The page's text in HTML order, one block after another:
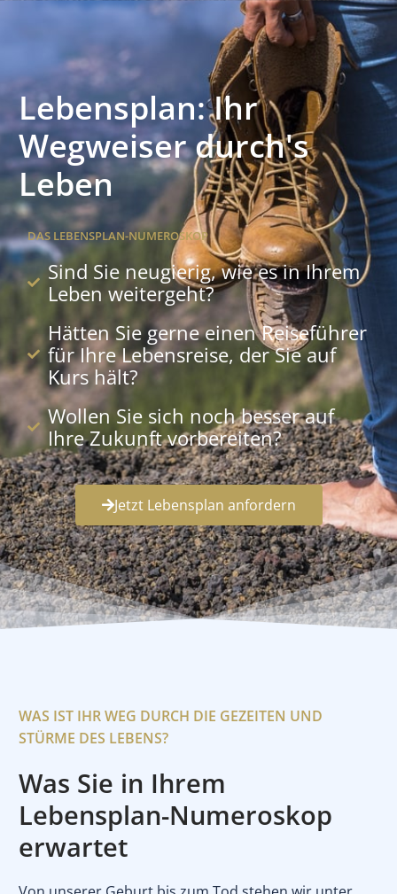
Lebensplan: Ihr
Wegweiser durch's
Leben
DAS LEBENSPLAN-NUMEROSKOP
Sind Sie neugierig, wie es in Ihrem
Leben weitergeht?
Hätten Sie gerne einen Reiseführer
für Ihre Lebensreise, der Sie auf
Kurs hält?
Wollen Sie sich noch besser auf
Ihre Zukunft vorbereiten?
Jetzt Lebensplan anfordern
WAS IST IHR WEG DURCH DIE GEZEITEN UND
STÜRME DES LEBENS?
Was Sie in Ihrem
Lebensplan-Numeroskop
erwartet